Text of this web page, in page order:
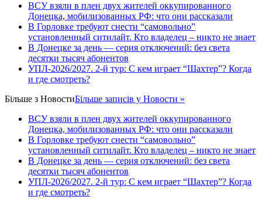
ВСУ взяли в плен двух жителей оккупированного
Донецка, мобилизованных РФ: что они рассказали
В Горловке требуют снести “самовольно”
установленный ситилайт. Кто владелец – никто не знает
В Донецке за день — серия отключений: без света
десятки тысяч абонентов
УПЛ-2026/2027. 2-й тур: С кем играет “Шахтер”? Когда
и где смотреть?
Більше з НовостиБільше записів у Новости »
ВСУ взяли в плен двух жителей оккупированного
Донецка, мобилизованных РФ: что они рассказали
В Горловке требуют снести “самовольно”
установленный ситилайт. Кто владелец – никто не знает
В Донецке за день — серия отключений: без света
десятки тысяч абонентов
УПЛ-2026/2027. 2-й тур: С кем играет “Шахтер”? Когда
и где смотреть?